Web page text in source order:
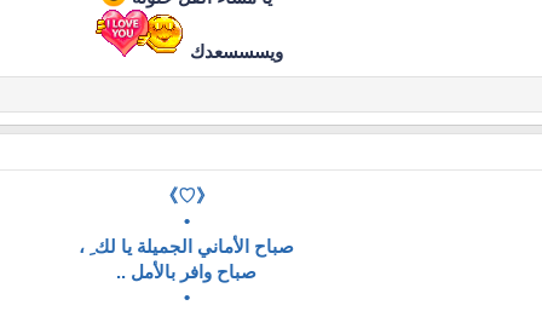
ويسسسعدك
《♡》
•
صباح الأماني الجميلة يا لك ِ ،
صباح وافر بالأمل ..
•